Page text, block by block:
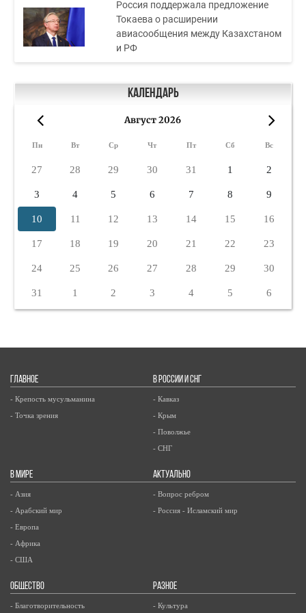
Россия поддержала предложение
Токаева о расширении
авиасообщения между Казахстаном
и РФ
Календарь
Август 2026
Пн Вт Ср Чт Пт Сб Вс
27 28 29 30 31 1 2
3 4 5 6 7 8 9
10 11 12 13 14 15 16
17 18 19 20 21 22 23
24 25 26 27 28 29 30
31 1 2 3 4 5 6
ГЛАВНОЕ
- Крепость мусульманина
- Точка зрения
В РОССИИ И СНГ
- Кавказ
- Крым
- Поволжье
- СНГ
В МИРЕ
- Азия
- Арабский мир
- Европа
- Африка
- США
АКТУАЛЬНО
- Вопрос ребром
- Россия - Исламский мир
ОБЩЕСТВО
- Благотворительность
РАЗНОЕ
- Культура